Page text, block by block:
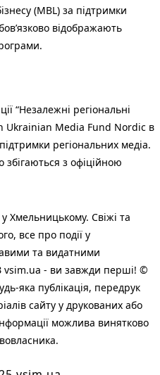
(MBL) за підтримки
відображають
“Незалежні регіональні
Ukrainian Media Fund Nordic в
регіональних медіа.
збігаються з офіційною
Хмельницькому. Свіжі та
все про події у
та видатними
vsim.ua - ви завжди перші! ©
яка публiкацiя, передрук
сайту у друкованих або
можлива винятково